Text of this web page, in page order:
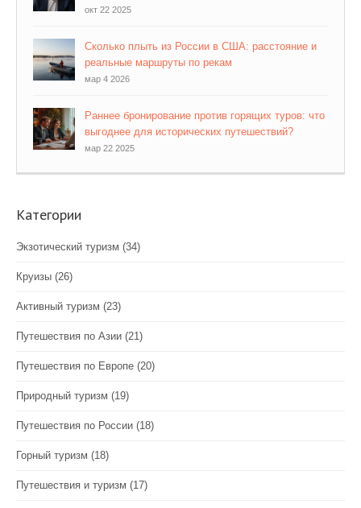
окт 22 2025
Сколько плыть из России в США: расстояние и
реальные маршруты по рекам
мар 4 2026
Раннее бронирование против горящих туров: что
выгоднее для исторических путешествий?
мар 22 2025
Категории
Экзотический туризм (34)
Круизы (26)
Активный туризм (23)
Путешествия по Азии (21)
Путешествия по Европе (20)
Природный туризм (19)
Путешествия по России (18)
Горный туризм (18)
Путешествия и туризм (17)